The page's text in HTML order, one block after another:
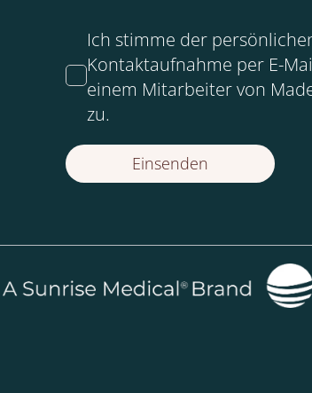
Ich stimme der
Kontaktaufnahme per E-
einem Mitarbeiter von
zu.